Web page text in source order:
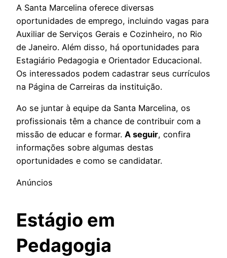
A Santa Marcelina oferece diversas
oportunidades de emprego, incluindo vagas para
Auxiliar de Serviços Gerais e Cozinheiro, no Rio
de Janeiro. Além disso, há oportunidades para
Estagiário Pedagogia e Orientador Educacional.
Os interessados podem cadastrar seus currículos
na Página de Carreiras da instituição.
Ao se juntar à equipe da Santa Marcelina, os
profissionais têm a chance de contribuir com a
missão de educar e formar. A seguir, confira
informações sobre algumas destas
oportunidades e como se candidatar.
Anúncios
Estágio em
Pedagogia